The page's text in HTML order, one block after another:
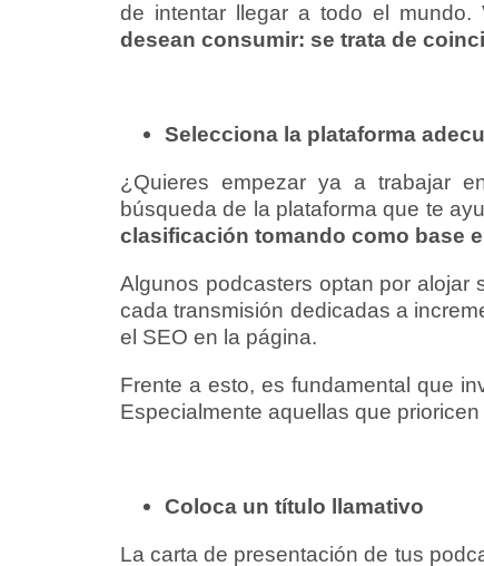
de intentar llegar a todo el mundo.
desean consumir: se trata de
Selecciona la plataforma
¿Quieres empezar ya a trabajar
búsqueda de la plataforma que te
clasificación tomando como base
Algunos podcasters optan por alojar
cada transmisión dedicadas a
el SEO en la página.
Frente a esto, es fundamental que
Especialmente aquellas que
Coloca un título llamativo
La carta de presentación de tus